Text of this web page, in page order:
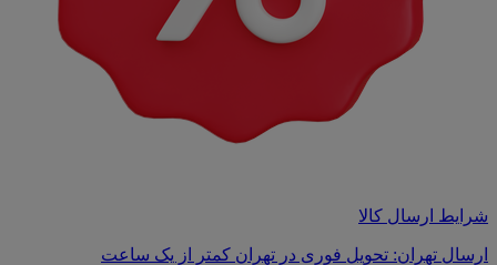
شرایط ارسال کالا
ارسال تهران: تحویل فوری در تهران کمتر از یک ساعت